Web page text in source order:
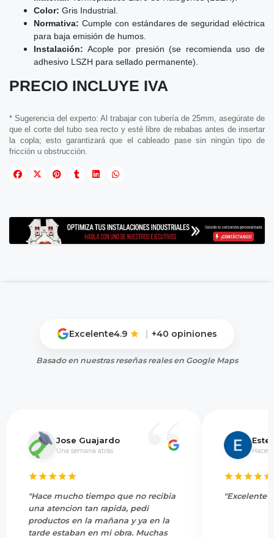
Color: Gris Industrial.
Normativa: Cumple con estándares de seguridad eléctrica
para baja emisión de humos.
Instalación: Acople por presión (se recomienda uso de
adhesivo LSZH para sellado permanente).
PRECIO INCLUYE IVA
* Sugerencia del experto: Al trabajar con tubería de 25mm, asegúrate de
que el corte del tubo sea recto y esté libre de rebabas antes de insertar
la copla; esto garantizará que el cableado pase sin ningún tipo de
fricción u obstrucción.
Excelente4.9 | +40 opiniones
Basado en nuestras reseñas reales en Google Maps
Jose Guajardo
Una semana atrás
"Hace mucho tiempo que no recibia
una atencion tan rapida, pedi
productos en la mañana y ya en la
tarde estaban en mi obra. Muchas
Hace
"Excelente